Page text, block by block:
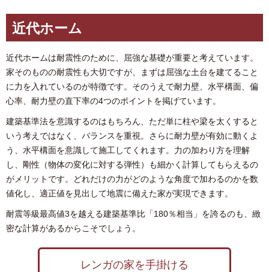
近代ホーム
近代ホームは耐震性のために、屈強な基礎が重要と考えています。
家そのものの耐震性も大切ですが、まずは屈強な土台を建てること
に力を入れているのが特徴です。そのうえで耐力壁、水平構面、偏
心率、耐力壁の直下率の4つのポイントを掲げています。
建築基準法を意識するのはもちろん、ただ単に柱や梁を太くすると
いう考えではなく、バランスを重視。さらに耐力壁が有効に動くよ
う、水平構面を意識して施工してくれます。力の加わり方を理解
し、剛性（物体の変化に対する弾性）も細かく計算してもらえるの
がメリットです。どれだけの力がどのような角度で加わるのかを数
値化し、適正値を見出して地震に備えた家が実現できます。
耐震等級最高値3を越える建築基準比「180％相当」を誇るのも、緻
密な計算があるからこそでしょう。
レンガの家を手掛ける